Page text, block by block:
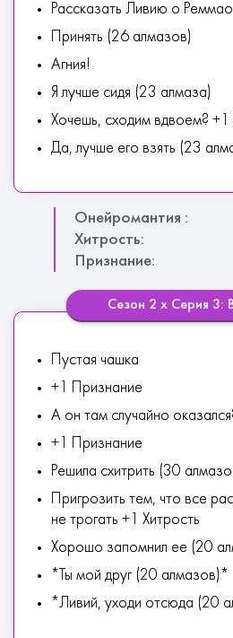
Рассказать Ливию о Реммао
Принять (26 алмазов)
Агния!
Я лучше сидя (23 алмаза)
Хочешь, сходим вдвоем? +1
Да, лучше его взять (23
Онейромантия :
Хитрость:
Признание:
Сезон 2 х Серия 3:
Пустая чашка
+1 Признание
А он там случайно
+1 Признание
Решила схитрить (30
Пригрозить тем, что все
не трогать +1 Хитрость
Хорошо запомнил ее (20
*Ты мой друг (20 алмазов)*
*Ливий, уходи отсюда (20